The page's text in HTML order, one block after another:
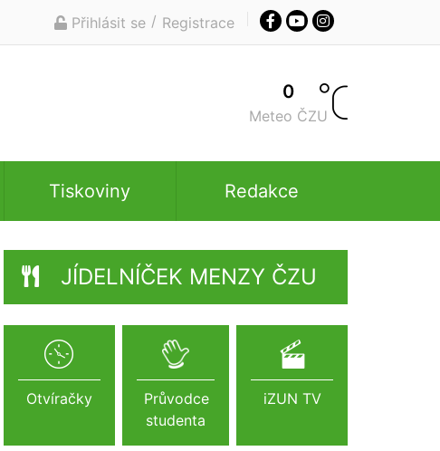
Přihlásit se / Registrace
0
Meteo ČZU
Tiskoviny Redakce
JÍDELNÍČEK MENZY ČZU
Otvíračky
Průvodce
studenta
iZUN TV